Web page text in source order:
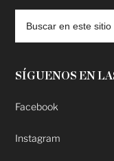
SÍGUENOS EN
Facebook
Instagram